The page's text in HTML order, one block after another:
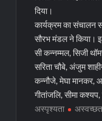
दिया।
कार्यक्रम का संचालन
सौरभ मंडल ने किया।
सी कन्नम्मल, सिजी
सरिता चौबे, अंजुम
कन्नौजे, मेघा मानकर,
गीतांजलि, सीमा
अस्पृश्यता